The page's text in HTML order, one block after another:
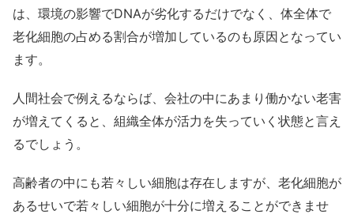
は、環境の影響でDNAが劣化するだけでなく、体全体で
老化細胞の占める割合が増加しているのも原因となってい
ます。
人間社会で例えるならば、会社の中にあまり働かない老害
が増えてくると、組織全体が活力を失っていく状態と言え
るでしょう。
高齢者の中にも若々しい細胞は存在しますが、老化細胞が
あるせいで若々しい細胞が十分に増えることができませ